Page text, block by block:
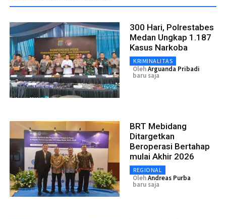
300 Hari, Polrestabes
Medan Ungkap 1.187
Kasus Narkoba
KRIMINALITAS
OlehArguanda Pribadi
baru saja
BRT Mebidang
Ditargetkan
Beroperasi Bertahap
mulai Akhir 2026
REGIONAL
OlehAndreas Purba
baru saja